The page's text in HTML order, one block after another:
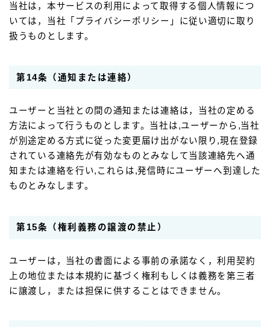
当社は，本サービスの利用によって取得する個人情報につ
いては，当社「プライバシーポリシー」に従い適切に取り
扱うものとします。
第14条（通知または連絡）
ユーザーと当社との間の通知または連絡は，当社の定める
方法によって行うものとします。当社は,ユーザーから,当社
が別途定める方式に従った変更届け出がない限り,現在登録
されている連絡先が有効なものとみなして当該連絡先へ通
知または連絡を行い,これらは,発信時にユーザーへ到達した
ものとみなします。
第15条（権利義務の譲渡の禁止）
ユーザーは，当社の書面による事前の承諾なく，利用契約
上の地位または本規約に基づく権利もしくは義務を第三者
に譲渡し，または担保に供することはできません。